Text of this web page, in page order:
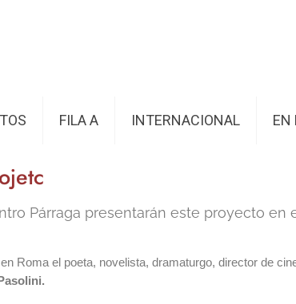
FILA A INTERNACIONAL EN
Párraga presentarán este proyecto en
Roma el poeta, novelista, dramaturgo, director de